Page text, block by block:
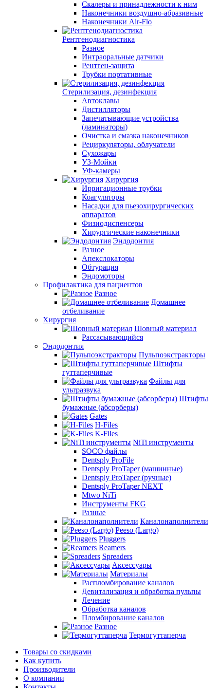
Скалеры и принадлежности к ним
Наконечники воздушно-абразивные
Наконечники Air-Flo
Рентгенодиагностика
Разное
Интраоральные датчики
Рентген-защита
Трубки портативные
Стерилизация, дезинфекция
Автоклавы
Дистилляторы
Запечатывающие устройства
(ламинаторы)
Очистка и смазка наконечников
Рециркуляторы, облучатели
Сухожары
УЗ-Мойки
УФ-камеры
Хирургия
Ирригационные трубки
Коагуляторы
Насадки для пьезохирургических
аппаратов
Физиодиспенсеры
Хирургические наконечники
Эндодонтия
Разное
Апекслокаторы
Обтурация
Эндомоторы
Профилактика для пациентов
Разное
Домашнее
отбеливание
Хирургия
Шовный материал
Рассасывающийся
Эндодонтия
Пульпоэкстракторы
Штифты
гуттаперчивые
Файлы для
ультразвука
Штифты
бумажные (абсорберы)
Gates
H-Files
K-Files
NiTi инструменты
SOCO файлы
Dentsply ProFile
Dentsply ProTaper (машинные)
Dentsply ProTaper (ручные)
Dentsply ProTaper NEXT
Mtwo NiTi
Инструменты FKG
Разные
Каналонаполнители
Peeso (Largo)
Pluggers
Reamers
Spreaders
Аксессуары
Материалы
Распломбирование каналов
Девитализация и обработка пульпы
Лечение
Обработка каналов
Пломбирование каналов
Разное
Термогуттаперча
Товары со скидками
Как купить
Производители
О компании